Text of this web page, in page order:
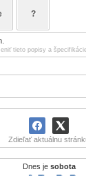
Zdieľať aktuálnu
Dnes je sobota
?
tieto popisy a